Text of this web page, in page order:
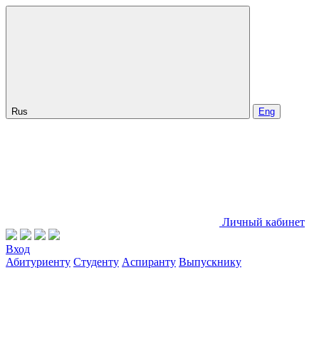
Rus Eng
Личный кабинет
Вход
Абитуриенту Студенту Аспиранту Выпускнику